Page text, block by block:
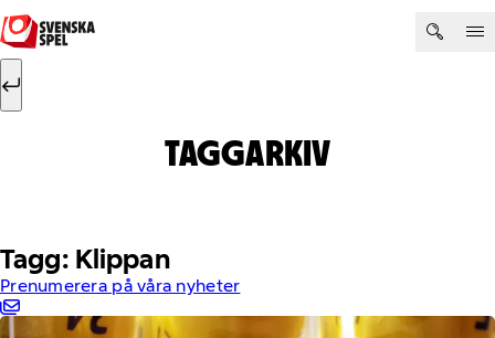
Hoppa till innehåll
Sök efter:
TAGGARKIV
Tagg: Klippan
Prenumerera på våra nyheter